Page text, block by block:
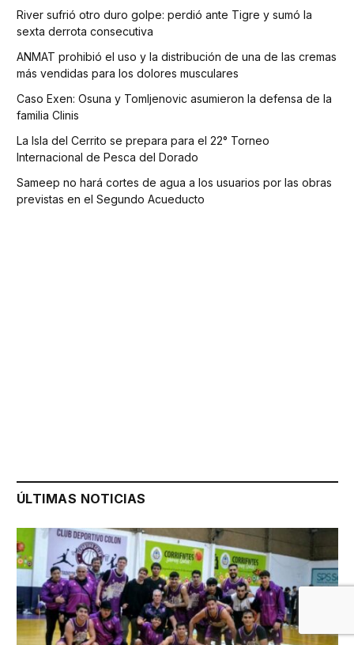
River sufrió otro duro golpe: perdió ante Tigre y sumó la
sexta derrota consecutiva
ANMAT prohibió el uso y la distribución de una de las cremas
más vendidas para los dolores musculares
Caso Exen: Osuna y Tomljenovic asumieron la defensa de la
familia Clinis
La Isla del Cerrito se prepara para el 22° Torneo
Internacional de Pesca del Dorado
Sameep no hará cortes de agua a los usuarios por las obras
previstas en el Segundo Acueducto
ÚLTIMAS NOTICIAS